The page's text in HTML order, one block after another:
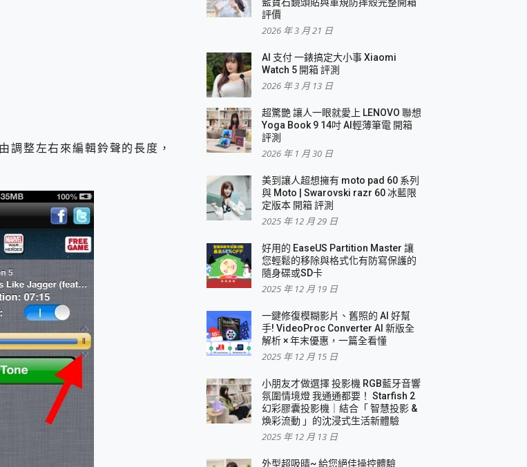
鏡頭、攝影棚級柔光環、拍攝功能最好玩的美拍神機 vivo V30 Pro
O-ONE MAG 最會吸的行動電源 開箱 評測
Ultra 光學長焦隨手拍，紀錄生活就是這麼簡單
調整左右來編輯鈴聲的長度，
評價
2026 年 3 月 21 日
AI 支付 一錶搞定大小事 Xiaomi
Watch 5 開箱 評測
2026 年 3 月 13 日
超驚艷 讓人一眼就愛上 LENOVO 聯想
Yoga Book 9 14吋 AI輕薄筆電 開箱
評測
2026 年 1 月 30 日
美到讓人超想擁有 moto pad 60 系列
與 Moto | Swarovski razr 60 冰藍限
定版本 開箱 評測
2025 年 12 月 29 日
好用的 EaseUS Partition Master 讓
您輕鬆的移除與格式化有防寫保護的
隨身碟或SD卡
2025 年 12 月 19 日
一鍵修復模糊影片、舊照的 AI 好幫
手! VideoProc Converter AI 新版全
解析 × 年末優惠，一篇全看懂
2025 年 12 月 15 日
小朋友才做選擇 投影機 RGB藍牙音響
氛圍情境燈 我通通都要！ Starfish 2
幻彩膠囊投影機｜結合「 智慧投影 &
煥彩流動 」的沈浸式生活新體驗
2025 年 12 月 13 日
外型超吸晴~ 給您絕佳操控體驗